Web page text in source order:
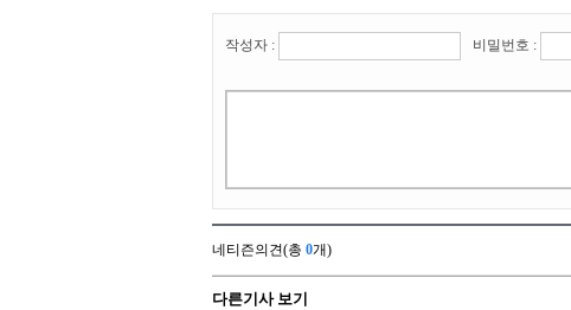
작성자 : 비밀번호 :
네티즌의견(총 0개)
다른기사 보기